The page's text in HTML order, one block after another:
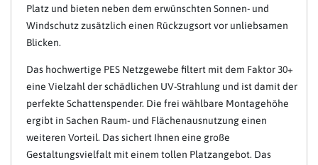
Platz und bieten neben dem erwünschten Sonnen- und
Windschutz zusätzlich einen Rückzugsort vor unliebsamen
Blicken.
Das hochwertige PES Netzgewebe filtert mit dem Faktor 30+
eine Vielzahl der schädlichen UV-Strahlung und ist damit der
perfekte Schattenspender. Die frei wählbare Montagehöhe
ergibt in Sachen Raum- und Flächenausnutzung einen
weiteren Vorteil. Das sichert Ihnen eine große
Gestaltungsvielfalt mit einem tollen Platzangebot. Das